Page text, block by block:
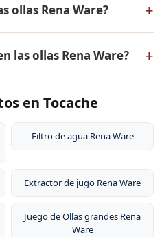
los productos Rena
inoxidable quirúrgico
ollas Rena Ware? +
inoxidable quirúrgico
de aluminio para
cocinar a baja
las ollas Rena Ware? +
cromo, 10% níquel).
el sabor de los alimentos y
Por eso tienen garantía
en Tocache
Filtro de agua Rena Ware
Extractor de jugo Rena Ware
Juego de Ollas grandes Rena
Ware